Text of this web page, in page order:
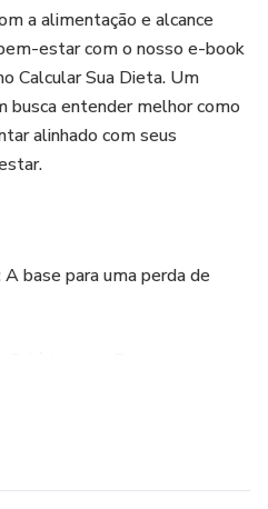
a alimentação e alcance
estar com o nosso e-book
Calcular Sua Dieta. Um
busca entender melhor como
alinhado com seus
base para uma perda de
calorias necessárias.